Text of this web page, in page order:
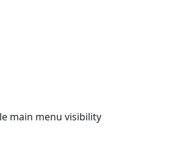
main menu visibility